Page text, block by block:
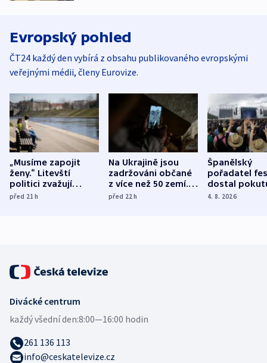
Evropský pohled
ČT24 každý den vybírá z obsahu publikovaného evropskými
veřejnými médii, členy Eurovize.
„Musíme zapojit
ženy.“ Litevští
politici zvažují
dohodu o
před 21h
Na Ukrajině jsou
zadržováni občané
z více než 50 zemí.
Bojovali na straně
před 22h
Španělský
pořadatel
dostal
nekalé
4. 8. 2026
Divácké centrum
každý všední den:8:00—16:00 hodin
261 136 113
info@ceskatelevize.cz